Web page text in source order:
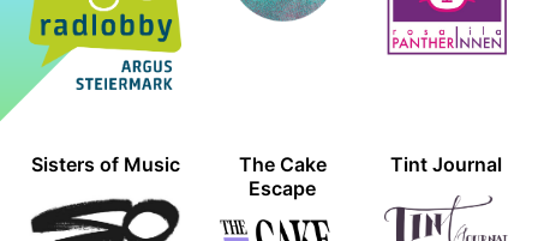
Sisters of Music
The Cake
Escape
Tint Journal